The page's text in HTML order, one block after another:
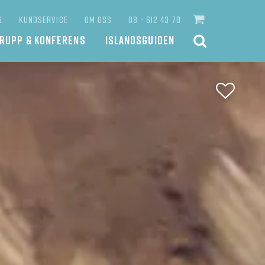
KUNDSERVICE OM OSS
08 - 612 43 70
& KONFERENS ISLANDSGUIDEN
SÖK
KONTAKTA OSS